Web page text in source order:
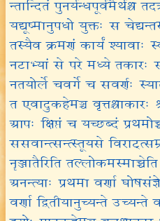
न्तान्दितं पुनर्यन्धपूर्वमैर्थश्च
यद्यूष्मानुपधो युक्तः स
तस्यैव क्रमणं कार्यं श्यावाः
नटाभ्यां से परे मध्ये तकारः
नतयोर्ले चवर्गे च सवर्णः
त एवादुकहेमञ्च वृत्तश्चाकारः
आपः क्षिप्तं च यच्छब्दं
ससवान्त्सन्त्स्तूयसे
नॄञ्जातैरिति
अनन्त्याः प्रथमा वर्णा
वर्णा द्वितीयानुच्यन्ते उच्यन्ते